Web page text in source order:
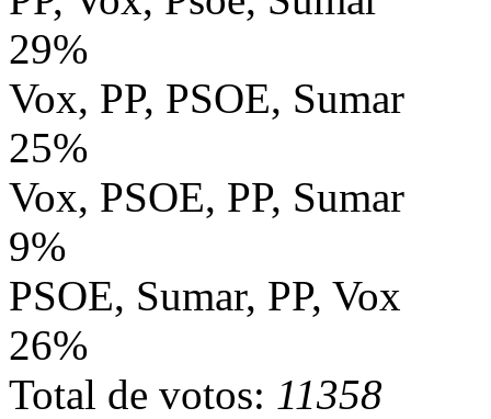
29%
Vox, PP, PSOE, Sumar
25%
Vox, PSOE, PP, Sumar
9%
PSOE, Sumar, PP, Vox
26%
Total de votos: 11358